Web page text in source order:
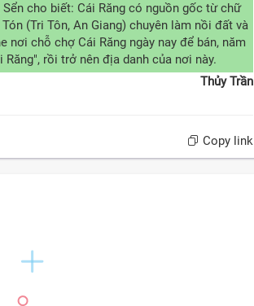
cho biết: Cái Răng có nguồn gốc từ chữ
(Tri Tôn, An Giang) chuyên làm nồi đất và
nơi chỗ chợ Cái Răng ngày nay để bán, năm
rồi trở nên địa danh của nơi này.
Thủy Trần
Copy link